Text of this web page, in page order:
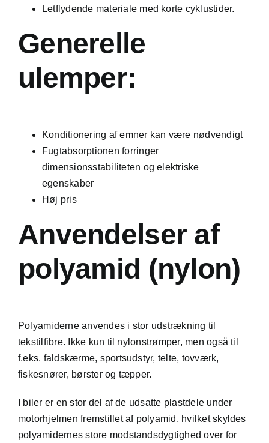
Letflydende materiale med korte cyklustider.
Generelle
ulemper:
Konditionering af emner kan være nødvendigt
Fugtabsorptionen forringer
dimensionsstabiliteten og elektriske
egenskaber
Høj pris
Anvendelser af
polyamid (nylon)
Polyamiderne anvendes i stor udstrækning til
tekstilfibre. Ikke kun til nylonstrømper, men også til
f.eks. faldskærme, sportsudstyr, telte, tovværk,
fiskesnører, børster og tæpper.
I biler er en stor del af de udsatte plastdele under
motorhjelmen fremstillet af polyamid, hvilket skyldes
polyamidernes store modstandsdygtighed over for